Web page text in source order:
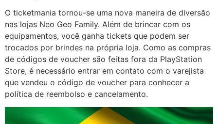
O ticketmania tornou-se uma nova maneira de diversão
nas lojas Neo Geo Family. Além de brincar com os
equipamentos, você ganha tickets que podem ser
trocados por brindes na própria loja. Como as compras
de códigos de voucher são feitas fora da PlayStation
Store, é necessário entrar em contato com o varejista
que vendeu o código de voucher para conhecer a
política de reembolso e cancelamento.